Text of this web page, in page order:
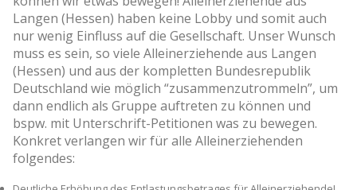
Langen (Hessen) haben keine Lobby und somit auch
nur wenig Einfluss auf die Gesellschaft. Unser Wunsch
muss es sein, so viele Alleinerziehende aus Langen
(Hessen) und aus der kompletten Bundesrepublik
Deutschland wie möglich “zusammenzutrommeln”, um
dann endlich als Gruppe auftreten zu können und
bspw. mit Unterschrift-Petitionen was zu bewegen.
Konkret verlangen wir für alle Alleinerziehenden
folgendes: